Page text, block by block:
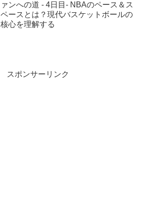
ァンへの道 - 4日目- NBAのペース＆ス
ペースとは？現代バスケットボールの
核心を理解する
スポンサーリンク